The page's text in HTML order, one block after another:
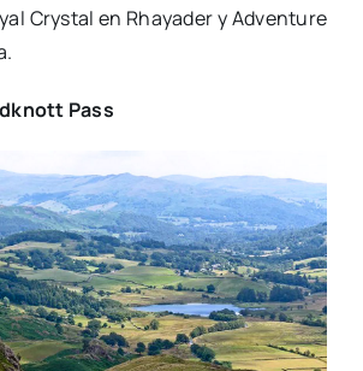
Crystal en Rhayader y Adventure
Pass